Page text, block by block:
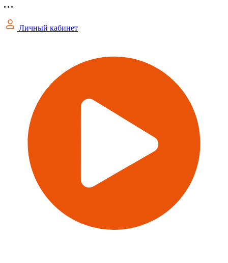
Личный кабинет